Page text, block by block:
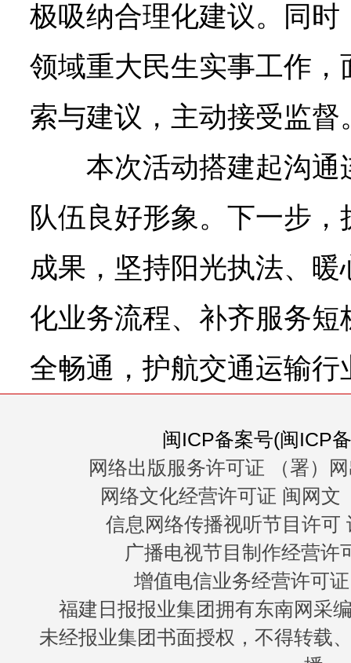
极吸纳合理化建议。同
领域重大民生实事工作
索与建议，主动接受监督
本次活动搭建起沟
队伍良好形象。下一步
成果，坚持阳光执法、
化业务流程、补齐服务
全畅通，护航交通运输行
闽ICP备案号(闽ICP
网络出版服务许可证 （署）
网络文化经营许可证 闽网文
信息网络传播视听节目许可
广播电视节目制作经营许
增值电信业务经营许可
福建日报报业集团拥有东南网采
未经报业集团书面授权，不得转载